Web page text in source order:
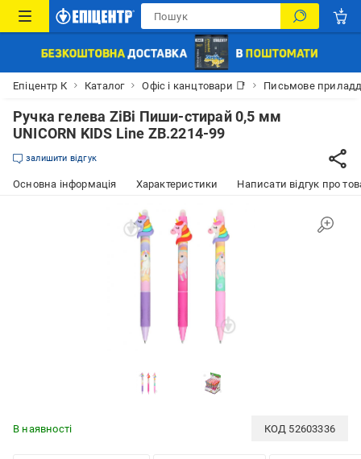
Епіцентр К Каталог Офіс і канцтовари 📑 Письмове
Ручка гелева ZiBi Пиши-стирай 0,5 мм
UNICORN KIDS Line ZB.2214-99
залишити відгук
Основна інформація Характеристики Написати відгук про
В наявності КОД 52603336